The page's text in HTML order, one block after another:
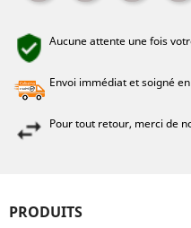
Aucune attente une fois
Envoi immédiat et soigné
Pour tout retour, merci de
PRODUITS